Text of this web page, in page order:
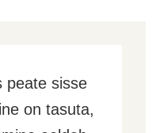
peate sisse
on tasuta,